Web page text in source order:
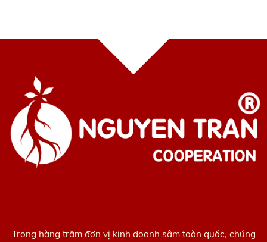
Trong hàng trăm đơn vị kinh doanh sâm toàn quốc, chúng